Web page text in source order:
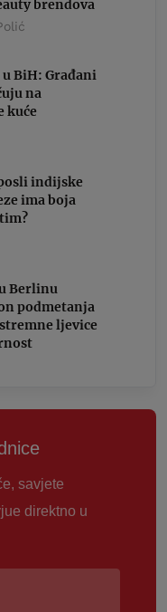
brendova
u BiH: Građani
na
kuće
indijske
ima boja
Berlinu
podmetanja
ljevice
savjete
direktno u